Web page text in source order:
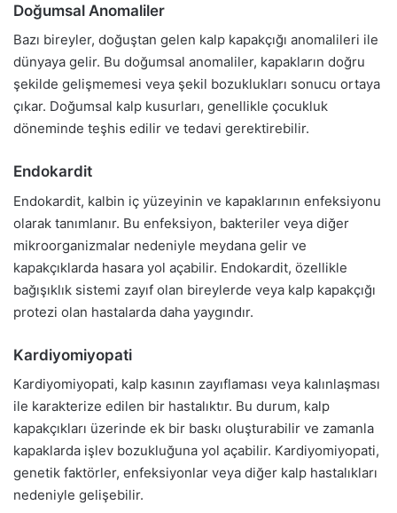
Doğumsal Anomaliler
Bazı bireyler, doğuştan gelen kalp kapakçığı anomalileri ile
dünyaya gelir. Bu doğumsal anomaliler, kapakların doğru
şekilde gelişmemesi veya şekil bozuklukları sonucu ortaya
çıkar. Doğumsal kalp kusurları, genellikle çocukluk
döneminde teşhis edilir ve tedavi gerektirebilir.
Endokardit
Endokardit, kalbin iç yüzeyinin ve kapaklarının enfeksiyonu
olarak tanımlanır. Bu enfeksiyon, bakteriler veya diğer
mikroorganizmalar nedeniyle meydana gelir ve
kapakçıklarda hasara yol açabilir. Endokardit, özellikle
bağışıklık sistemi zayıf olan bireylerde veya kalp kapakçığı
protezi olan hastalarda daha yaygındır.
Kardiyomiyopati
Kardiyomiyopati, kalp kasının zayıflaması veya kalınlaşması
ile karakterize edilen bir hastalıktır. Bu durum, kalp
kapakçıkları üzerinde ek bir baskı oluşturabilir ve zamanla
kapaklarda işlev bozukluğuna yol açabilir. Kardiyomiyopati,
genetik faktörler, enfeksiyonlar veya diğer kalp hastalıkları
nedeniyle gelişebilir.